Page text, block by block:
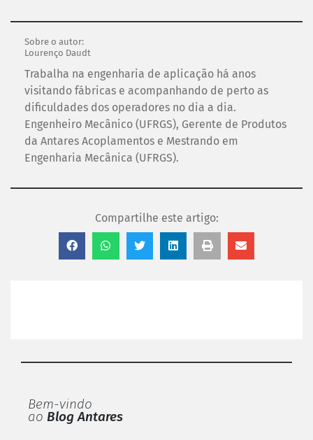
Sobre o autor:
Lourenço Daudt
Trabalha na engenharia de aplicação há anos
visitando fábricas e acompanhando de perto as
dificuldades dos operadores no dia a dia.
Engenheiro Mecânico (UFRGS), Gerente de Produtos
da Antares Acoplamentos e Mestrando em
Engenharia Mecânica (UFRGS).
Compartilhe este artigo:
Bem-vindo
ao Blog Antares